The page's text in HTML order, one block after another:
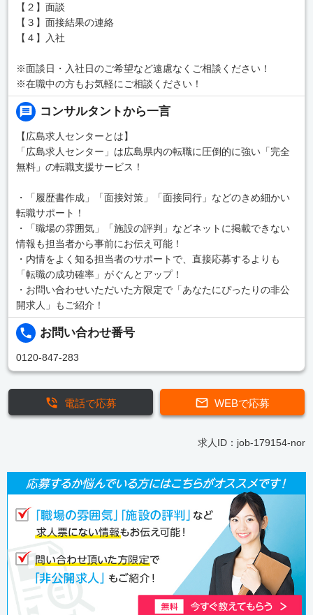
【２】面談
【３】面接結果の連絡
【４】入社
※面談日・入社日のご希望など遠慮なくご相談ください！
※在職中の方もお気軽にご相談ください！
コンサルタントから一言
【広島求人センターとは】
「広島求人センター」は広島県内の転職に圧倒的に強い「完全
無料」の転職支援サービス！
・「履歴書作成」「面接対策」「面接同行」などのきめ細かい
転職サポート！
・「職場の雰囲気」「施設の評判」などネットに掲載できない
情報も担当者から事前にお伝え可能！
・内情をよく知る担当者のサポートで、直接応募するよりも
「転職の成功確率」がぐんとアップ！
・お問い合わせいただいた方限定で「あなたにぴったりの非公
開求人」もご紹介！
お問い合わせ番号
0120-847-283
WEBで応募
電話で応募
求人ID：job-179154-nor